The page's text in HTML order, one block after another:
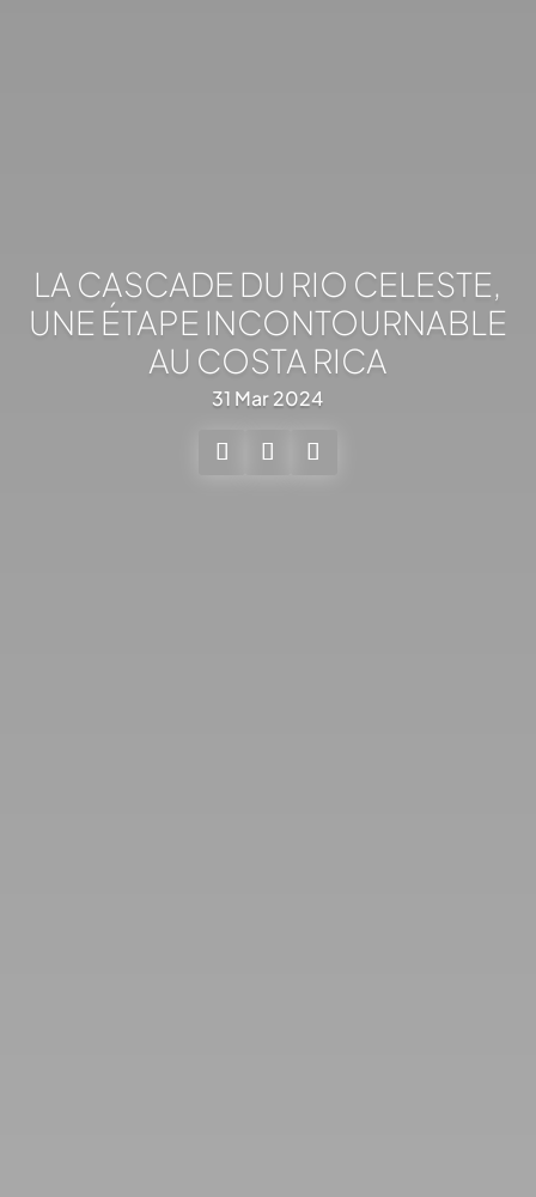
LA CASCADE DU RIO CELESTE,
UNE ÉTAPE INCONTOURNABLE
AU COSTA RICA
31 Mar 2024